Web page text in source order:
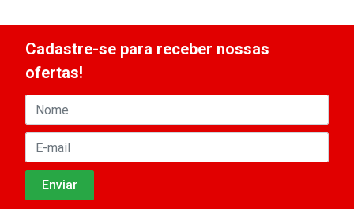
Cadastre-se para receber nossas
ofertas!